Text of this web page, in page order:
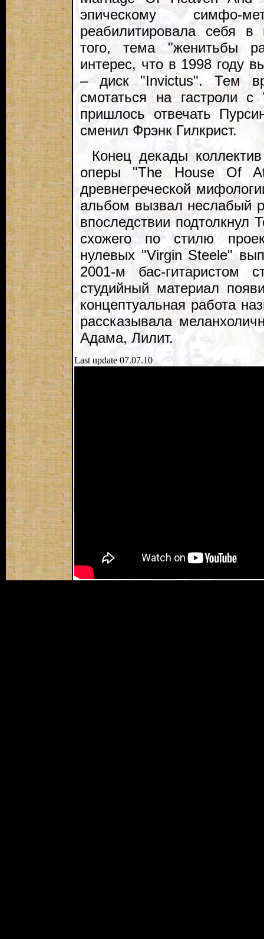
эпическому симфо-
реабилитировала себя в
того, тема "женитьбы
интерес, что в 1998 году
– диск "Invictus". Тем
смотаться на гастроли с
пришлось отвечать
сменил Фрэнк Гилкрист.
Конец декады
оперы "The House Of
древнегреческой
альбом вызвал неслабый
впоследствии подтолкнул
схожего по стилю
нулевых "Virgin Steele"
2001-м бас-
студийный материал
концептуальная работа
рассказывала
Адама, Лилит.
Last update 07.07.10